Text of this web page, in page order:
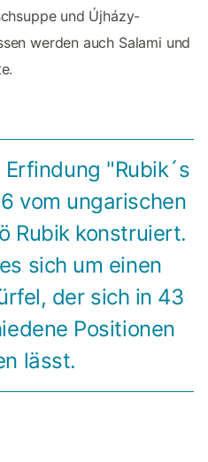
und Újházy-
werden auch Salami und
"Rubik´s
vom ungarischen
Rubik konstruiert.
sich um einen
der sich in 43
Positionen
lässt.